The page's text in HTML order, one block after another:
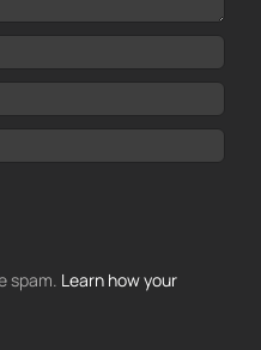
spam. Learn how your